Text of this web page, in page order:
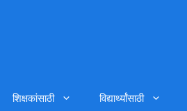
शिक्षकांसाठी विद्यार्थ्यांसाठी